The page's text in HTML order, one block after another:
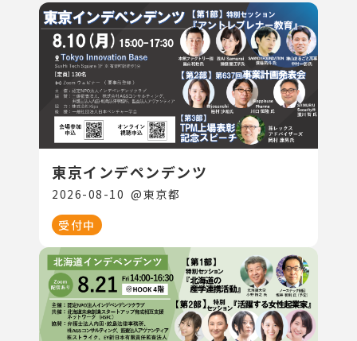
東京インデペンデンツ
2026-08-10 @東京都
受付中